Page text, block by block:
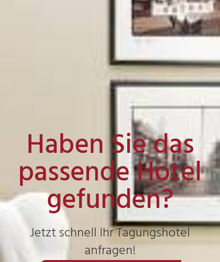
Haben Sie das
passende Hotel
gefunden?
Jetzt schnell Ihr Tagungshotel
anfragen!